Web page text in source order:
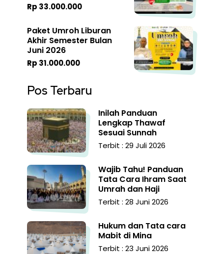
Rp 33.000.000
Paket Umroh Liburan
Akhir Semester Bulan
Juni 2026
Rp 31.000.000
Pos Terbaru
Inilah Panduan
Lengkap Thawaf
Sesuai Sunnah
Terbit : 29 Juli 2026
Wajib Tahu! Panduan
Tata Cara Ihram Saat
Umrah dan Haji
Terbit : 28 Juni 2026
Hukum dan Tata cara
Mabit di Mina
Terbit : 23 Juni 2026